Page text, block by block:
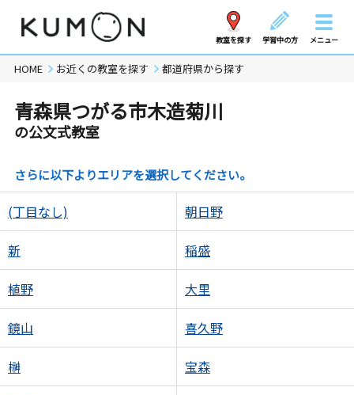
教室を探す 学習中の方 メニュー
HOME お近くの教室を探す 都道府県から探す
青森県つがる市木造菊川
の公文式教室
さらに以下よりエリアを選択してください。
(丁目なし) 朝日野
新 稲盛
植野 大里
鏡山 喜久野
榊 宝森